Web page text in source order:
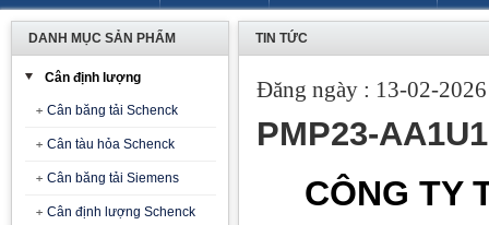
DANH MỤC SẢN PHẨM
Cân định lượng
Cân băng tải Schenck
Cân tàu hỏa Schenck
Cân băng tải Siemens
Cân định lượng Schenck
TIN TỨC
Đăng ngày : 13-02-
PMP23-
CÔNG TY